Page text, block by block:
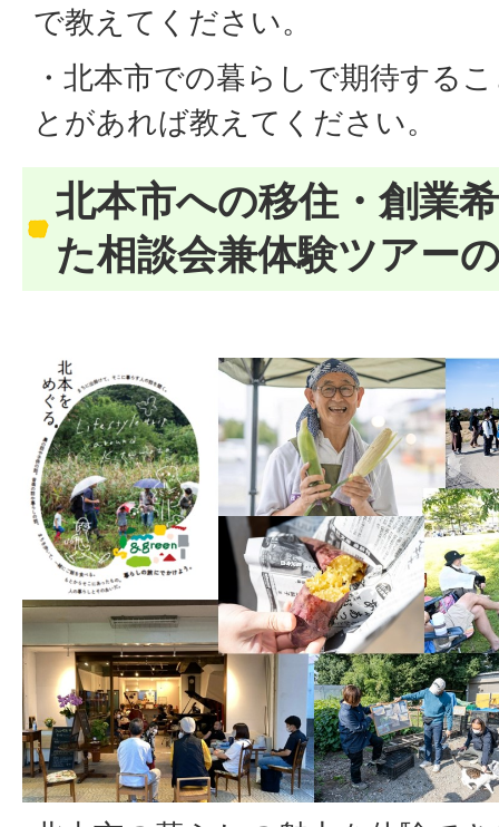
で教えてください。
・北本市での暮らしで期待する
とがあれば教えてください。
北本市への移住・創業
た相談会兼体験ツアー